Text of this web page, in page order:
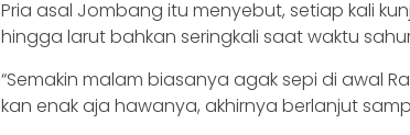
Pria asal Jombang itu menyebut, setiap kali
hingga larut bahkan seringkali saat waktu
“Semakin malam biasanya agak sepi di awal
kan enak aja hawanya, akhirnya berlanjut